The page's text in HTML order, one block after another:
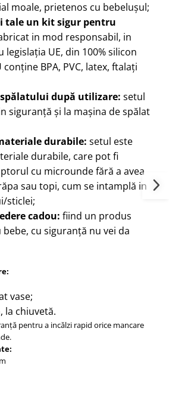
moale, prietenos cu bebelușul;
tale un kit sigur pentru
in mod responsabil, in
UE, din 100% silicon
BPA, PVC, latex, ftalați
spălatului după utilizare: setul
siguranță și la mașina de spălat
durabile: setul este
durabile, care pot fi
cu microunde fără a avea
sau topi, cum se intamplă in
sticlei;
cadou: fiind un produs
cu siguranță nu vei da
vase;
la chiuvetă.
pentru a incălzi rapid orice mancare